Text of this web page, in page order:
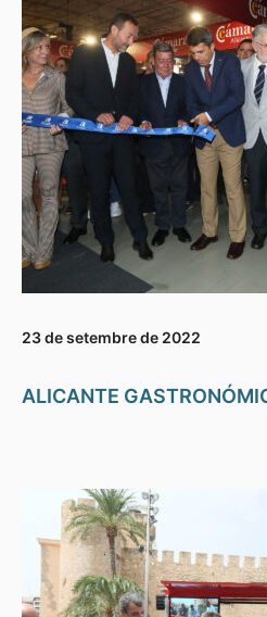
23 de setembre de 2022
ALICANTE